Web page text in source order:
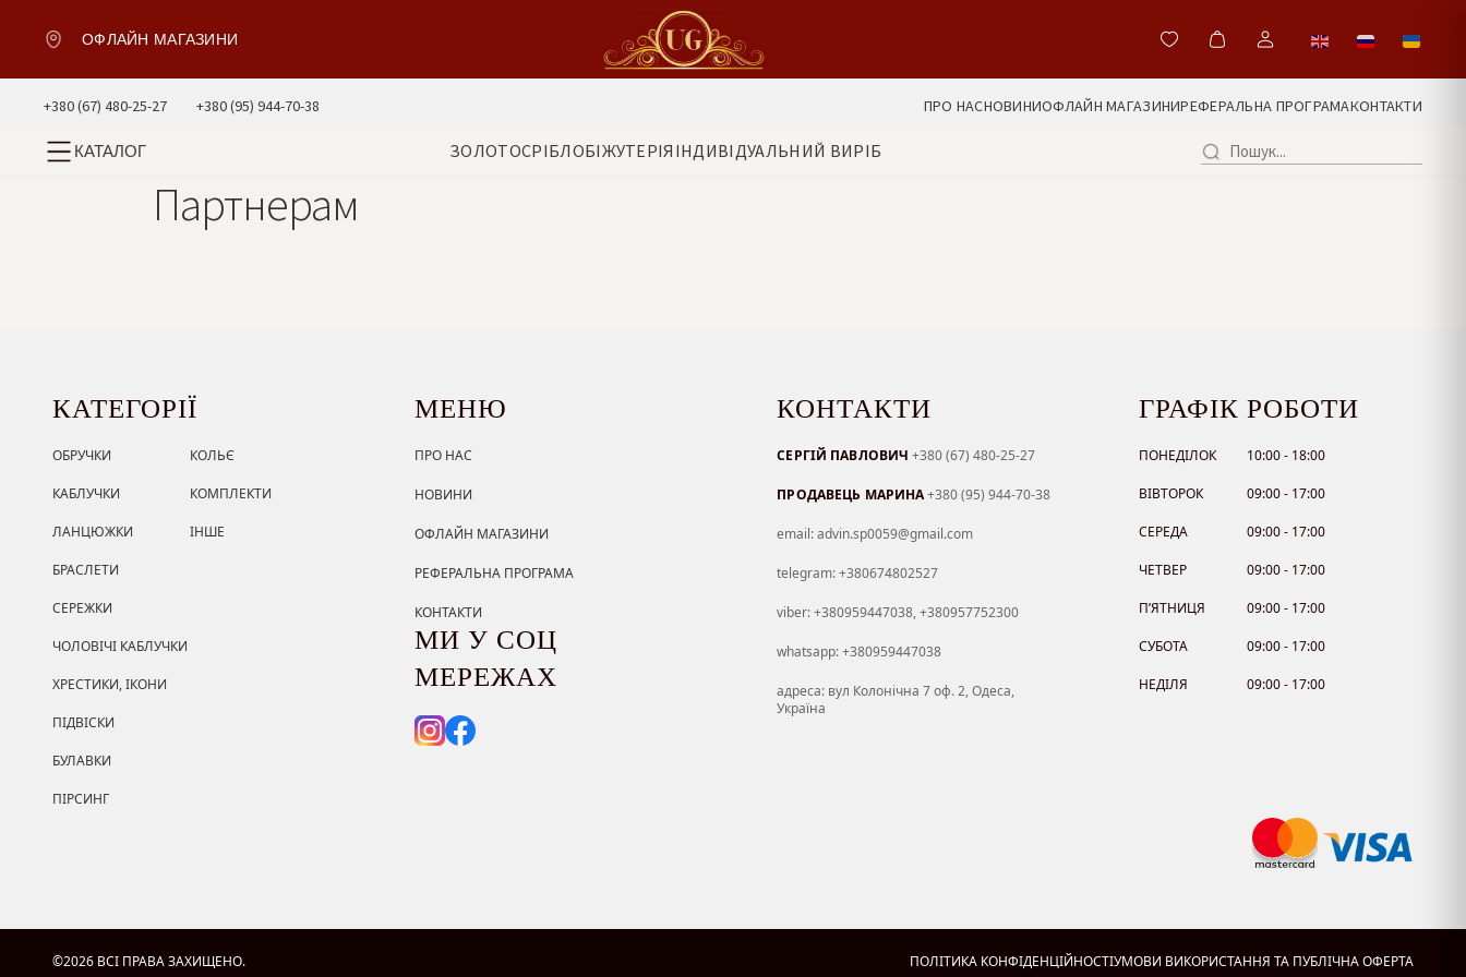
ОФЛАЙН МАГАЗИНИ
+380 (67) 480-25-27 +380 (95) 944-70-38 ПРО НАСНОВИНИОФЛАЙН МАГАЗИНИРЕФЕРАЛЬНА ПРОГРАМАКОНТАКТИ
КАТАЛОГ ЗОЛОТОСРІБЛОБІЖУТЕРІЯ ІНДИВІДУАЛЬНИЙ ВИРІБ
Партнерам
КАТЕГОРІЇ
ОБРУЧКИ
КАБЛУЧКИ
ЛАНЦЮЖКИ
БРАСЛЕТИ
СЕРЕЖКИ
ЧОЛОВІЧІ КАБЛУЧКИ
ХРЕСТИКИ, ІКОНИ
ПІДВІСКИ
БУЛАВКИ
ПІРСИНГ
КОЛЬЄ
КОМПЛЕКТИ
ІНШЕ
МЕНЮ
ПРО НАС
НОВИНИ
ОФЛАЙН МАГАЗИНИ
РЕФЕРАЛЬНА ПРОГРАМА
КОНТАКТИ
МИ У СОЦ
МЕРЕЖАХ
КОНТАКТИ
СЕРГІЙ ПАВЛОВИЧ +380 (67) 480-25-27
ПРОДАВЕЦЬ МАРИНА+380 (95) 944-70-38
email: advin.sp0059@gmail.com
telegram: +380674802527
viber: +380959447038, +380957752300
whatsapp: +380959447038
адреса: вул Колонічна 7 оф. 2, Одеса,
Україна
ГРАФІК РОБОТИ
ПОНЕДІЛОК 10:00 - 18:00
ВІВТОРОК 09:00 - 17:00
СЕРЕДА 09:00 - 17:00
ЧЕТВЕР 09:00 - 17:00
П’ЯТНИЦЯ 09:00 - 17:00
СУБОТА 09:00 - 17:00
НЕДІЛЯ 09:00 - 17:00
©2026 ВСІ ПРАВА ЗАХИЩЕНО. ПОЛІТИКА КОНФІДЕНЦІЙНОСТІУМОВИ ВИКОРИСТАННЯ ТА ПУБЛІЧНА ОФЕРТА